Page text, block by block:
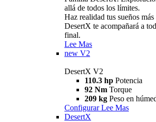
allá de todos los límites.
Haz realidad tus sueños
DesertX te acompañará a
final.
Lee Mas
new V2
DesertX V2
110.3 hp Potencia
92 Nm Torque
209 kg Peso en
Configurar Lee Mas
DesertX